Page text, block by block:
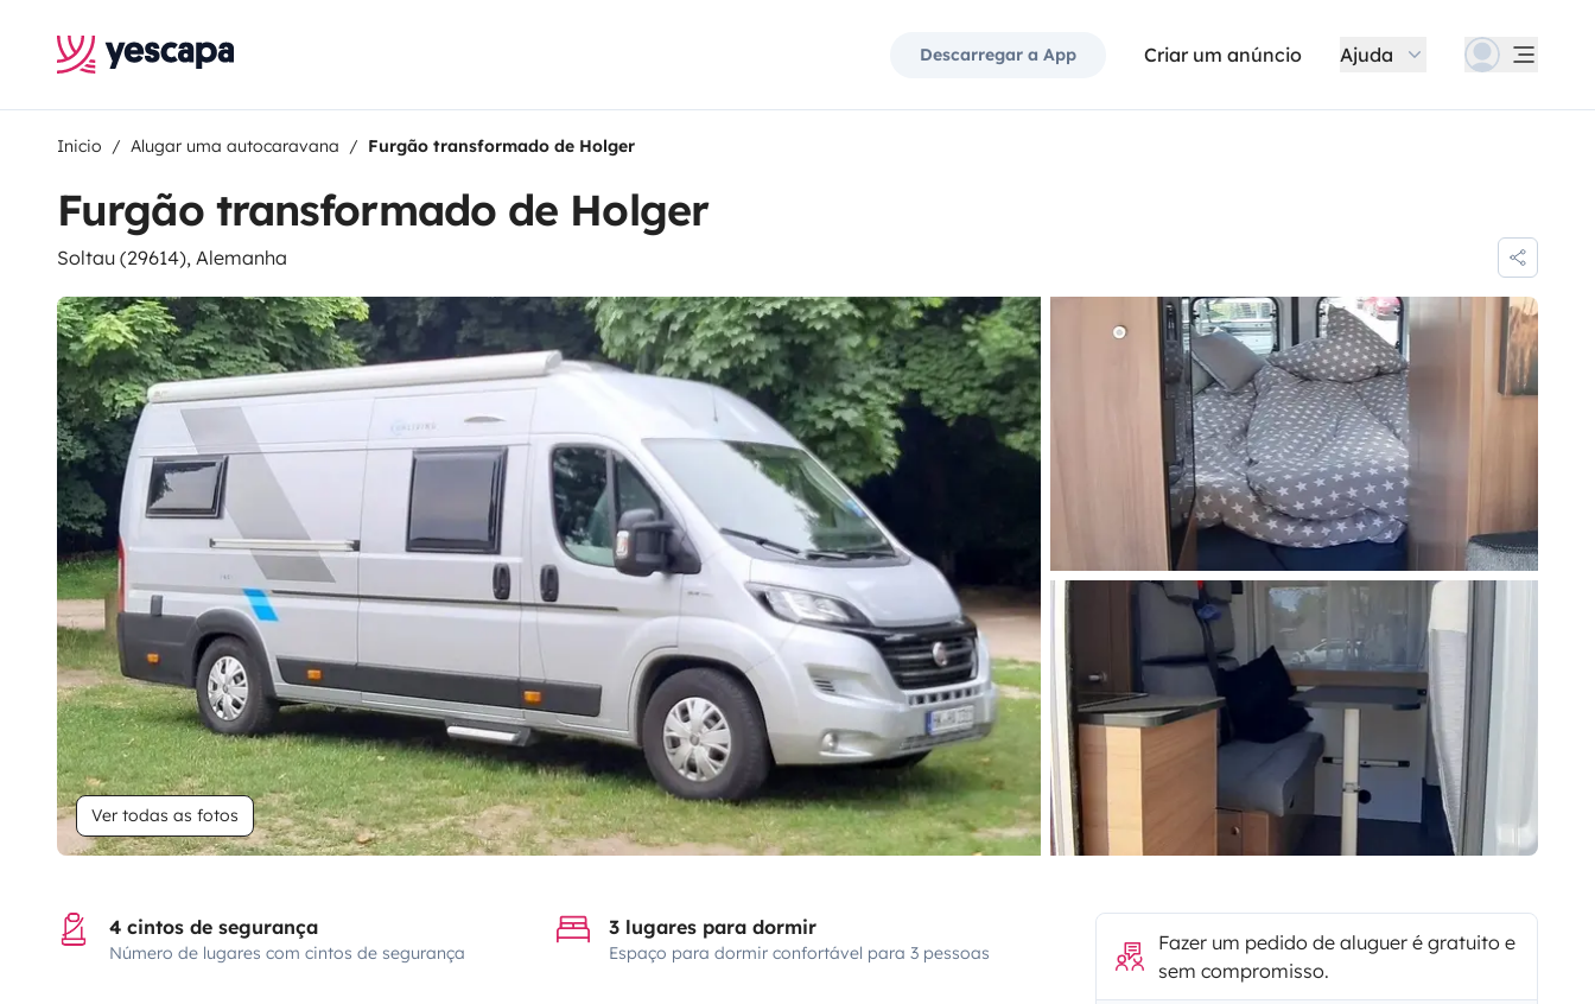
Descarregar a App Criar um anúncio Ajuda
Inicio Alugar uma autocaravana Furgão transformado de Holger
Furgão transformado de Holger
Soltau (29614), Alemanha
Ver todas as fotos
4 cintos de segurança
Número de lugares com cintos de segurança
3 lugares para dormir
Espaço para dormir confortável para 3 pessoas
Fazer um pedido de aluguer é gratuito e
sem compromisso.